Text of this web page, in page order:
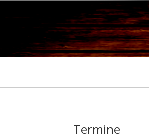
Termine